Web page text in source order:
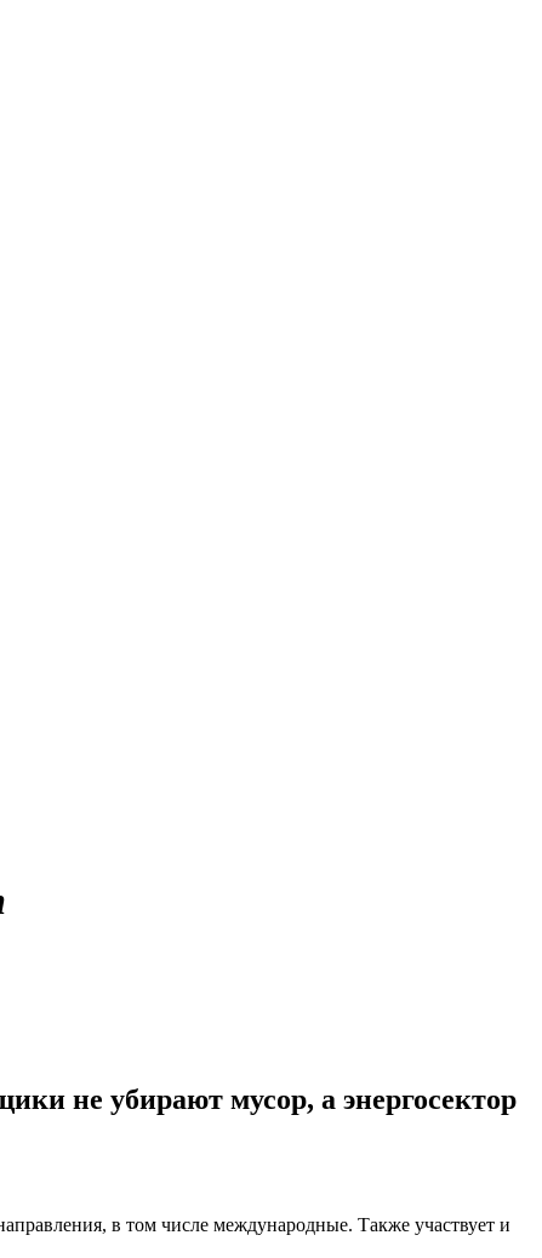
не убирают мусор, а энергосектор
в том числе международные. Также участвует и